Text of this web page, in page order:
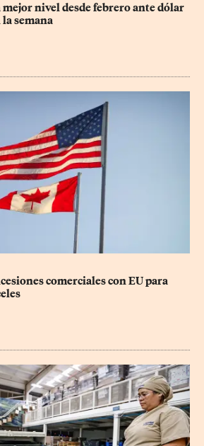
mejor nivel desde febrero ante dólar
la semana
comerciales con EU para